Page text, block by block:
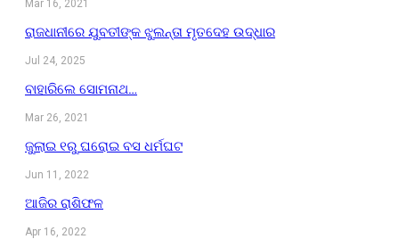
Mar 16, 2021
ରାଜଧାନୀରେ ଯୁବତୀଙ୍କ ଝୁଲନ୍ତା ମୃତଦେହ ଉଦ୍ଧାର
Jul 24, 2025
ବାହାରିଲେ ସୋମନାଥ…
Mar 26, 2021
ଜୁଲାଇ ୧ରୁ ଘରୋଇ ବସ ଧର୍ମଘଟ
Jun 11, 2022
ଆଜିର ରାଶିଫଳ
Apr 16, 2022